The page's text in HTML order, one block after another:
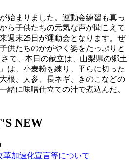
始まりました。運動会練習も真っ
ら子供たちの元気な声が聞こえて
週末25日が運動会となります。ぜ
供たちのかがやく姿をたっぷりと
て、本日の献立は、山梨県の郷土
は、小麦粉を練り、平らに切った
根、人参、長ネギ、きのこなどの
緒に味噌仕立ての汁で煮込んだ、
NEW
加速化宣言等について